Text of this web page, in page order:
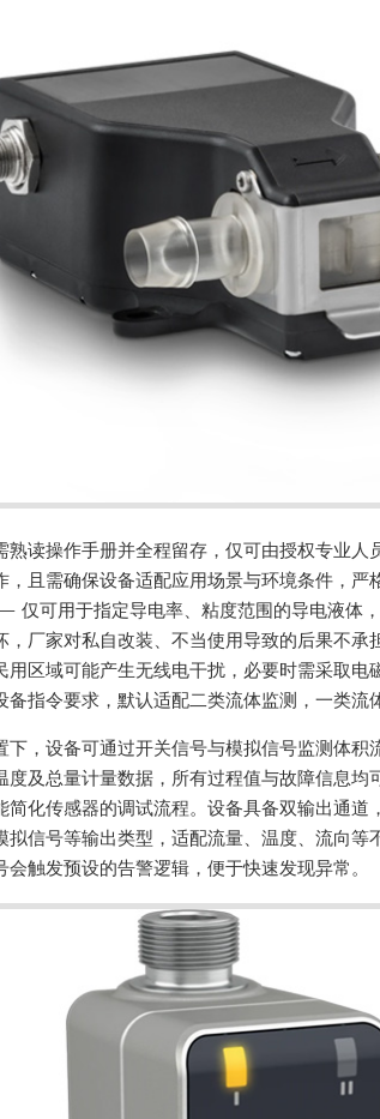
熟读操作手册并全程留存，仅可由授权专业人
，且需确保设备适配应用场景与环境条件，严
仅可用于指定导电率、粘度范围的导电液体
，厂家对私自改装、不当使用导致的后果不承
用区域可能产生无线电干扰，必要时需采取电
备指令要求，默认适配二类流体监测，一类流
下，设备可通过开关信号与模拟信号监测体积
度及总量计量数据，所有过程值与故障信息均
简化传感器的调试流程。设备具备双输出通道
拟信号等输出类型，适配流量、温度、流向等
会触发预设的告警逻辑，便于快速发现异常。